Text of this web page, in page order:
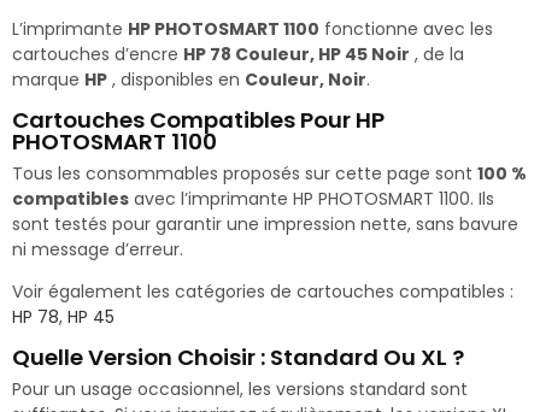
L’imprimante HP PHOTOSMART 1100 fonctionne avec les
cartouches d’encre HP 78 Couleur, HP 45 Noir , de la
marque HP , disponibles en Couleur, Noir.
Cartouches Compatibles Pour HP
PHOTOSMART 1100
Tous les consommables proposés sur cette page sont 100 %
compatibles avec l’imprimante HP PHOTOSMART 1100. Ils
sont testés pour garantir une impression nette, sans bavure
ni message d’erreur.
Voir également les catégories de cartouches compatibles :
HP 78, HP 45
Quelle Version Choisir : Standard Ou XL ?
Pour un usage occasionnel, les versions standard sont